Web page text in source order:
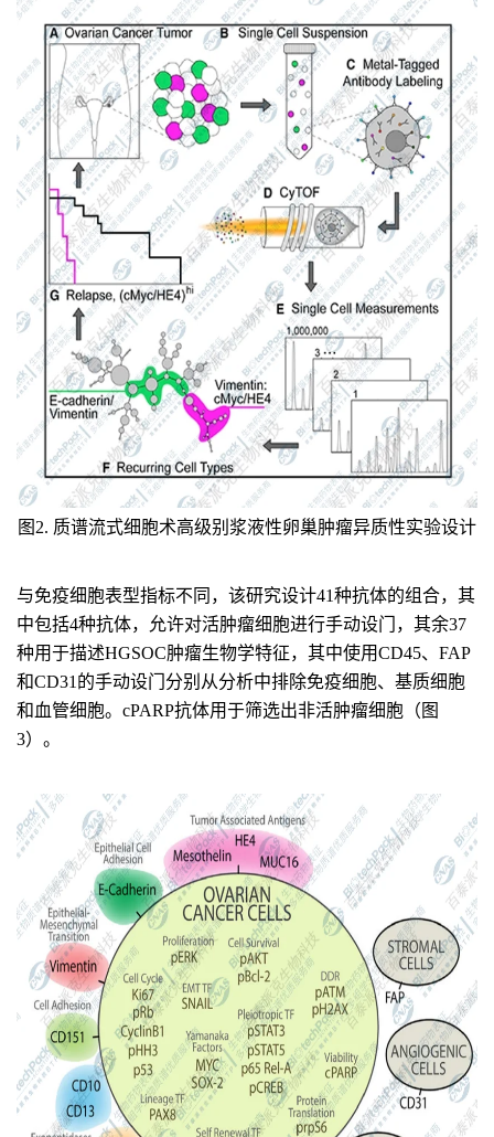
图2. 质谱流式细胞术高级别浆液性卵巢肿瘤异质性实验设计
与免疫细胞表型指标不同，该研究设计41种抗体的组合，其
中包括4种抗体，允许对活肿瘤细胞进行手动设门，其余37
种用于描述HGSOC肿瘤生物学特征，其中使用CD45、FAP
和CD31的手动设门分别从分析中排除免疫细胞、基质细胞
和血管细胞。cPARP抗体用于筛选出非活肿瘤细胞（图
3）。